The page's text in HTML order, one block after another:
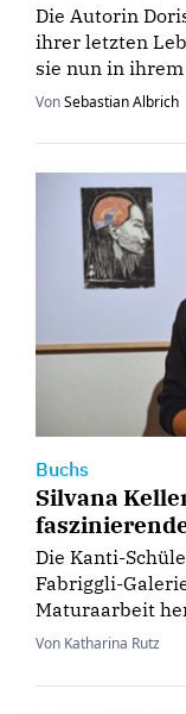
Die Autorin
ihrer letzten
sie nun in
VonSebastian Albrich
Buchs
Silvana
Die Kanti-
Fabriggli-
Maturaarbeit
Von Katharina Rutz